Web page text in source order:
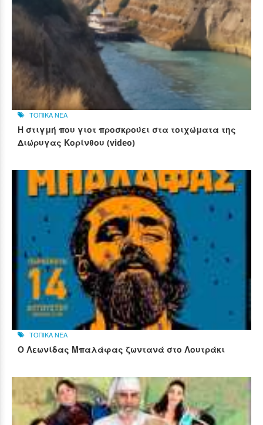
ΤΟΠΙΚΑ ΝΕΑ
Η στιγμή που γιοτ προσκρούει στα τοιχώματα της
Διώρυγας Κορίνθου (video)
ΤΟΠΙΚΑ ΝΕΑ
Ο Λεωνίδας Μπαλάφας ζωντανά στο Λουτράκι